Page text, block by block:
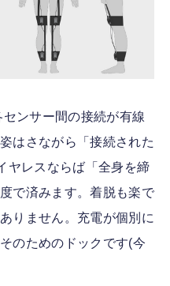
ンサー間の接続が有線
はさながら「接続された
ヤレスならば「全身を締
で済みます。着脱も楽で
りません。充電が個別に
のためのドックです(今